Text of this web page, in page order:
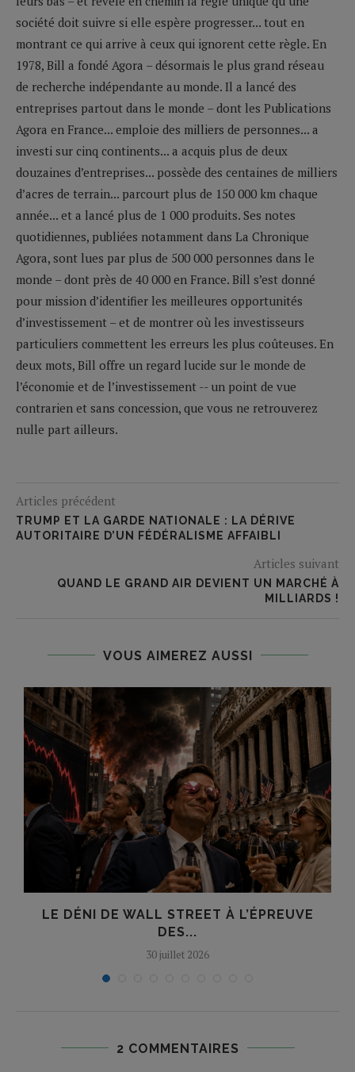
société doit suivre si elle espère progresser... tout en
montrant ce qui arrive à ceux qui ignorent cette règle. En
1978, Bill a fondé Agora – désormais le plus grand réseau
de recherche indépendante au monde. Il a lancé des
entreprises partout dans le monde – dont les Publications
Agora en France... emploie des milliers de personnes... a
investi sur cinq continents... a acquis plus de deux
douzaines d’entreprises... possède des centaines de milliers
d’acres de terrain... parcourt plus de 150 000 km chaque
année... et a lancé plus de 1 000 produits. Ses notes
quotidiennes, publiées notamment dans La Chronique
Agora, sont lues par plus de 500 000 personnes dans le
monde – dont près de 40 000 en France. Bill s’est donné
pour mission d’identifier les meilleures opportunités
d’investissement – et de montrer où les investisseurs
particuliers commettent les erreurs les plus coûteuses. En
deux mots, Bill offre un regard lucide sur le monde de
l’économie et de l’investissement -- un point de vue
contrarien et sans concession, que vous ne retrouverez
nulle part ailleurs.
Articles précédent
TRUMP ET LA GARDE NATIONALE : LA DÉRIVE
AUTORITAIRE D’UN FÉDÉRALISME AFFAIBLI
Articles suivant
QUAND LE GRAND AIR DEVIENT UN MARCHÉ À
MILLIARDS !
VOUS AIMEREZ AUSSI
LE DÉNI DE WALL STREET À L’ÉPREUVE
DES...
30 juillet 2026
2 COMMENTAIRES